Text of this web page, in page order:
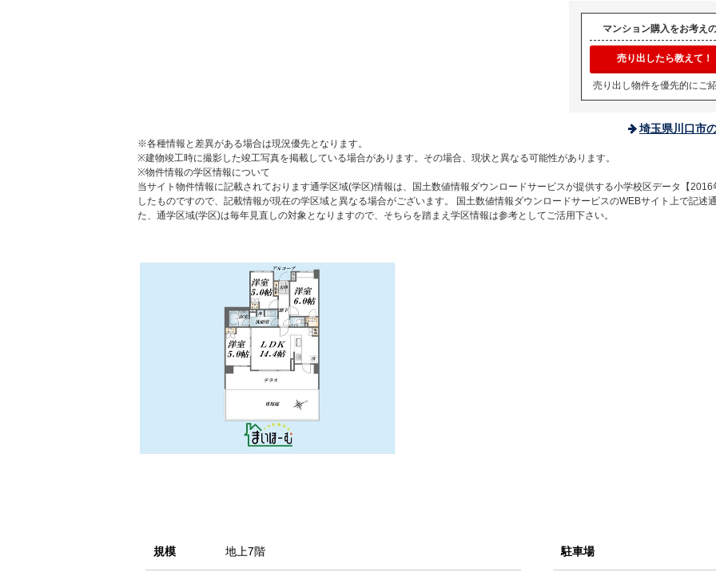
マンション購入をお考え
売り出したら教えて！
売り出し物件を優先的にご
埼玉県川口市
※各種情報と差異がある場合は現況優先となります。
※建物竣工時に撮影した竣工写真を掲載している場合があります。その場合、現状と異なる可能性があります。
※物件情報の学区情報について
当サイト物件情報に記載されております通学区域(学区)情報は、国土数値情報ダウンロードサービスが提供する小学校区データ【
したものですので、記載情報が現在の学区域と異なる場合がございます。 国土数値情報ダウンロードサービスのWEBサイト上で記述
た、通学区域(学区)は毎年見直しの対象となりますので、そちらを踏まえ学区情報は参考としてご活用下さい。
規模 地上7階 駐車場